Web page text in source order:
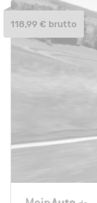
118,99 € brutto